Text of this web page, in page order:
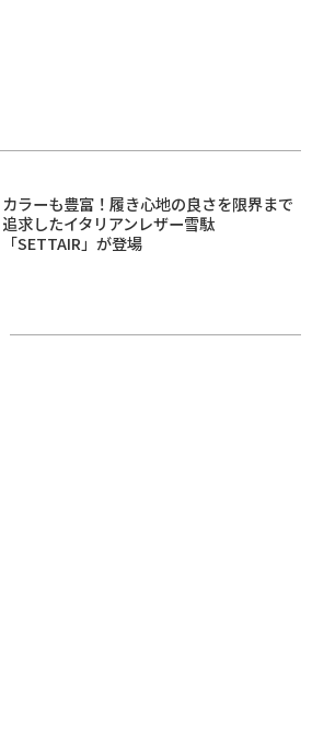
カラーも豊富！履き心地の良さを限界まで
追求したイタリアンレザー雪駄
「SETTAIR」が登場